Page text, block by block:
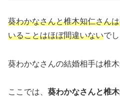
葵わかなさんと椎木知仁さん
いることはほぼ間違いないでし
葵わかなさんの結婚相手は椎
ここでは、 葵わかなさんと椎